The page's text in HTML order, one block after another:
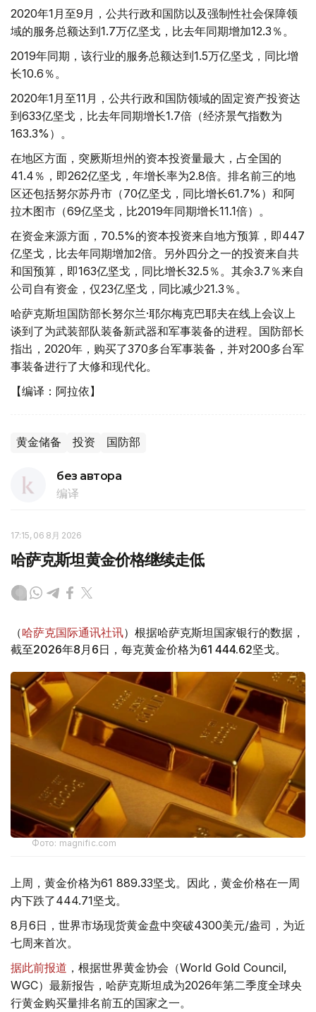
2020年1月至9月，公共行政和国防以及强制性社会保障领
域的服务总额达到1.7万亿坚戈，比去年同期增加12.3％。
2019年同期，该行业的服务总额达到1.5万亿坚戈，同比增
长10.6％。
2020年1月至11月，公共行政和国防领域的固定资产投资达
到633亿坚戈，比去年同期增长1.7倍（经济景气指数为
163.3%）。
在地区方面，突厥斯坦州的资本投资量最大，占全国的
41.4％，即262亿坚戈，年增长率为2.8倍。排名前三的地
区还包括努尔苏丹市（70亿坚戈，同比增长61.7%）和阿
拉木图市（69亿坚戈，比2019年同期增长11.1倍）。
在资金来源方面，70.5%的资本投资来自地方预算，即447
亿坚戈，比去年同期增加2倍。另外四分之一的投资来自共
和国预算，即163亿坚戈，同比增长32.5％。其余3.7％来自
公司自有资金，仅23亿坚戈，同比减少21.3％。
哈萨克斯坦国防部长努尔兰·耶尔梅克巴耶夫在线上会议上
谈到了为武装部队装备新武器和军事装备的进程。国防部长
指出，2020年，购买了370多台军事装备，并对200多台军
事装备进行了大修和现代化。
【编译：阿拉依】
黄金储备 投资 国防部
без автора
编译
17:15, 06 8月 2026
哈萨克斯坦黄金价格继续走低
（哈萨克国际通讯社讯）根据哈萨克斯坦国家银行的数据，
截至2026年8月6日，每克黄金价格为61 444.62坚戈。
Фото: magnific.com
上周，黄金价格为61 889.33坚戈。因此，黄金价格在一周
内下跌了444.71坚戈。
8月6日，世界市场现货黄金盘中突破4300美元/盎司，为近
七周来首次。
据此前报道 ，根据世界黄金协会（World Gold Council,
WGC）最新报告，哈萨克斯坦成为2026年第二季度全球央
行黄金购买量排名前五的国家之一。